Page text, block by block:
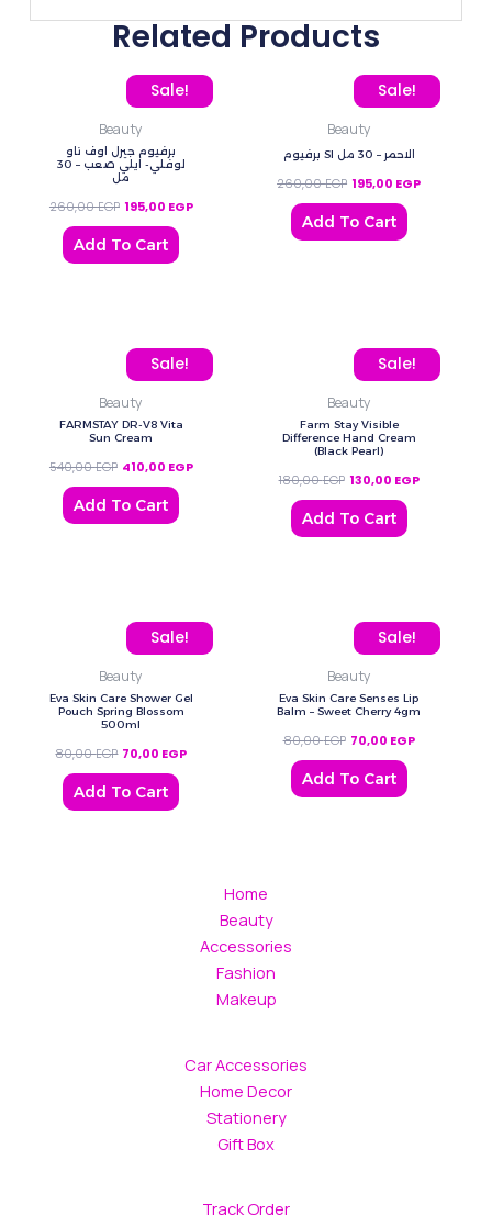
Related Products
Sale!
Beauty
برفيوم جيرل اوف ناو
لوفلي- ايلي صعب – 30
مل
260,00EGP
Original price was: 260,00 EGP.
195,00 EGP
Current price is: 195,00 EGP.
Add To Cart
Sale!
Beauty
برفيوم SI الاحمر – 30 مل
260,00EGP
Original price was:
195,00 EGP
Current
Add To Cart
Sale!
Beauty
FARMSTAY DR-V8 Vita
Sun Cream
540,00EGP
Original price was: 540,00 EGP.
410,00 EGP
Current price is: 410,00 EGP.
Add To Cart
Sale!
Beauty
Farm Stay Visible
Difference Hand Cream
(Black Pearl)
180,00EGP
Original price was:
130,00 EGP
Current
Add To Cart
Sale!
Beauty
Eva Skin Care Shower Gel
Pouch Spring Blossom
500ml
80,00EGP
Original price was: 80,00 EGP.
70,00 EGP
Current price is: 70,00 EGP.
Add To Cart
Sale!
Beauty
Eva Skin Care Senses Lip
Balm – Sweet Cherry 4gm
80,00EGP
Original price was:
70,00 EGP
Current price
Add To Cart
Home
Beauty
Accessories
Fashion
Makeup
Car Accessories
Home Decor
Stationery
Gift Box
Track Order